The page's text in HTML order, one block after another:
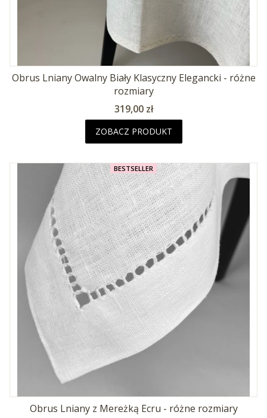
Obrus Lniany Owalny Biały Klasyczny Elegancki - różne
rozmiary
Cena
319,00 zł
ZOBACZ PRODUKT
BESTSELLER
Obrus Lniany z Mereżką Ecru - różne rozmiary